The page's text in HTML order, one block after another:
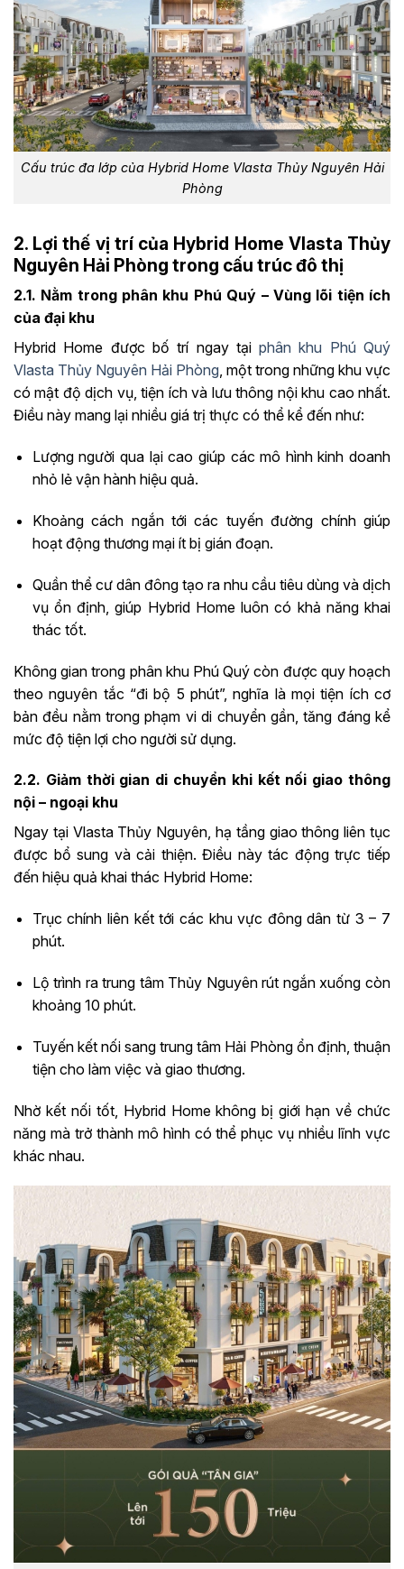
Cấu trúc đa lớp của Hybrid Home Vlasta Thủy Nguyên Hải
Phòng
2. Lợi thế vị trí của Hybrid Home Vlasta Thủy
Nguyên Hải Phòng trong cấu trúc đô thị
2.1. Nằm trong phân khu Phú Quý – Vùng lõi tiện ích
của đại khu
Hybrid Home được bố trí ngay tạiphân khu Phú Quý
Vlasta Thủy Nguyên Hải Phòng, một trong những khu vực
có mật độ dịch vụ, tiện ích và lưu thông nội khu cao nhất.
Điều này mang lại nhiều giá trị thực có thể kể đến như:
Lượng người qua lại cao giúp các mô hình kinh doanh
nhỏ lẻ vận hành hiệu quả.
Khoảng cách ngắn tới các tuyến đường chính giúp
hoạt động thương mại ít bị gián đoạn.
Quần thể cư dân đông tạo ra nhu cầu tiêu dùng và dịch
vụ ổn định, giúp Hybrid Home luôn có khả năng khai
thác tốt.
Không gian trong phân khu Phú Quý còn được quy hoạch
theo nguyên tắc “đi bộ 5 phút”, nghĩa là mọi tiện ích cơ
bản đều nằm trong phạm vi di chuyển gần, tăng đáng kể
mức độ tiện lợi cho người sử dụng.
2.2. Giảm thời gian di chuyển khi kết nối giao thông
nội – ngoại khu
Ngay tại Vlasta Thủy Nguyên, hạ tầng giao thông liên tục
được bổ sung và cải thiện. Điều này tác động trực tiếp
đến hiệu quả khai thác Hybrid Home:
Trục chính liên kết tới các khu vực đông dân từ 3 – 7
phút.
Lộ trình ra trung tâm Thủy Nguyên rút ngắn xuống còn
khoảng 10 phút.
Tuyến kết nối sang trung tâm Hải Phòng ổn định, thuận
tiện cho làm việc và giao thương.
Nhờ kết nối tốt, Hybrid Home không bị giới hạn về chức
năng mà trở thành mô hình có thể phục vụ nhiều lĩnh vực
khác nhau.